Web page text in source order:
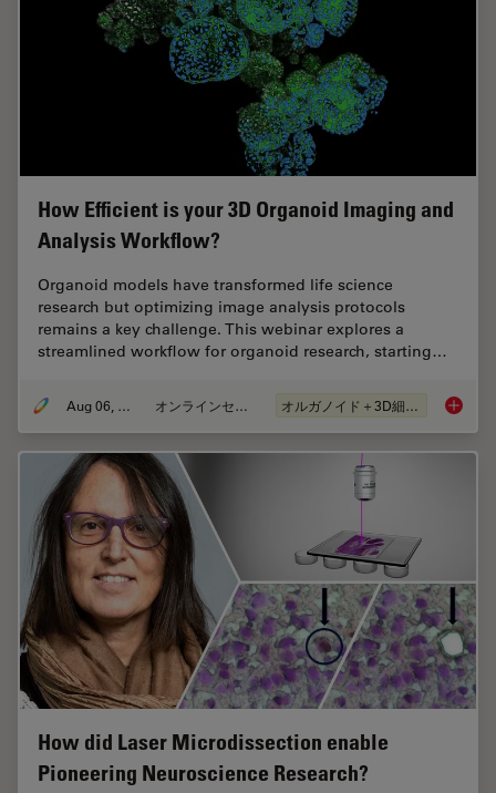
How Efficient is your 3D Organoid Imaging and
Analysis Workflow?
Organoid models have transformed life science
research but optimizing image analysis protocols
remains a key challenge. This webinar explores a
streamlined workflow for organoid research, starting…
Aug 06, 2024 オンラインセミナー オルガノイド＋3D細胞培養 How
How did Laser Microdissection enable
Pioneering Neuroscience Research?